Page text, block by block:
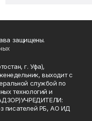
защищены.
г. Уфа),
выходит с
службой по
технологий и
писателей РБ, АО ИД